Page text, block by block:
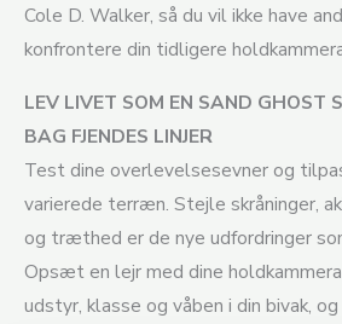
Cole D. Walker, så du vil ikke have
konfrontere din tidligere
LEV LIVET SOM EN SAND GHOST
BAG FJENDES LINJER
Test dine overlevelsesevner og
varierede terræn. Stejle skråninger,
og træthed er de nye udfordringer
Opsæt en lejr med dine
udstyr, klasse og våben i din bivak,